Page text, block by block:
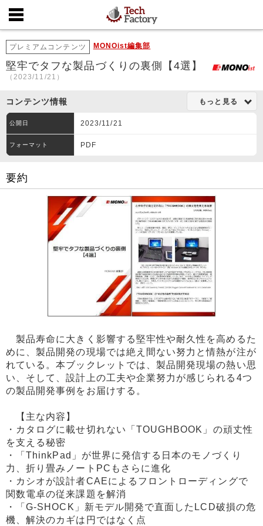
プレミアムコンテンツ MONOist編集部
堅牢でタフな製品づくりの裏側【4選】
（2023/11/21）
コンテンツ情報 もっと見る
公開日 2023/11/21
フォーマット PDF
要約
製品寿命に大きく影響する堅牢性や耐久性を高めるた
めに、製品開発の現場では絶え間ない努力と情熱が注が
れている。本ブックレットでは、製品開発現場の熱い思
い、そして、設計上の工夫や企業努力が感じられる4つ
の製品開発事例をお届けする。
【主な内容】
・カタログに載せ切れない「TOUGHBOOK」の頑丈性
を支える秘密
・「ThinkPad」が世界に発信する日本のモノづくり
力、折り畳みノートPCもさらに進化
・カシオが設計者CAEによるフロントローディングで
関数電卓の従来課題を解消
・「G-SHOCK」新モデル開発で直面したLCD破損の危
機、解決のカギは円ではなく点